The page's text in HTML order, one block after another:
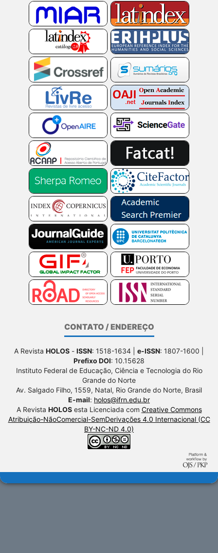
CONTATO / ENDEREÇO
A Revista HOLOS - ISSN: 1518-1634 | e-ISSN: 1807-1600 |
Prefixo DOI: 10.15628
Instituto Federal de Educação, Ciência e Tecnologia do Rio
Grande do Norte
Av. Salgado Filho, 1559, Natal, Rio Grande do Norte, Brasil
E-mail: holos@ifrn.edu.br
A Revista HOLOSesta Licenciada com Creative Commons
Atribuição-NãoComercial-SemDerivações 4.0 Internacional (CC
BY-NC-ND 4.0)